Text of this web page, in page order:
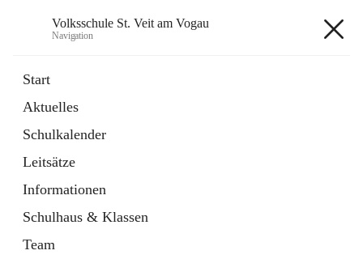
Volksschule St. Veit am Vogau
Navigation
Start
Aktuelles
Schulkalender
Leitsätze
Informationen
Schulhaus & Klassen
Team